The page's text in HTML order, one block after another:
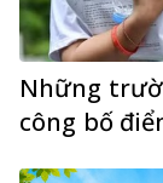
Những
công bố